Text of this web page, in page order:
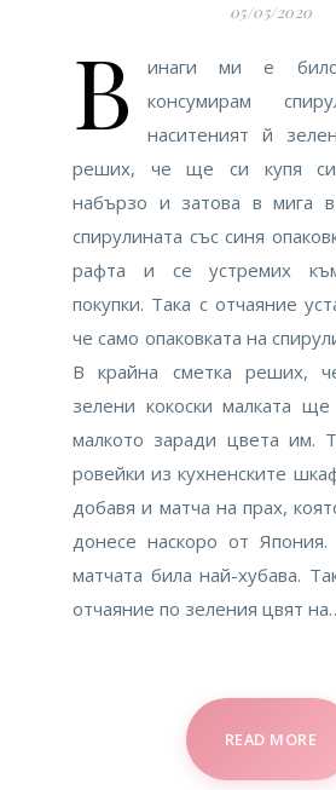
05/05/2020
В
инаги ми е
консумирам
наситеният й
реших, че ще си купя
набързо и затова в мига
спирулината със синя
рафта и се устремих
покупки. Така с отчаяние
че само опаковката на
В крайна сметка реших,
зелени кокоски малката
малкото заради цвета им.
ровейки из кухненските
добавя и матча на прах,
донесе наскоро от Япония.
матчата била най-хубава.
отчаяние по зеления цвят
READ MORE